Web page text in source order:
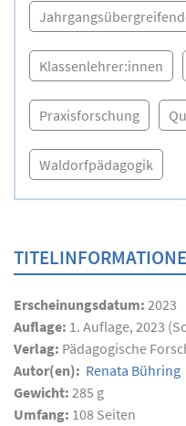
Klassenlehrer:innen
Praxisforschung
Waldorfpädagogik
Erscheinungsdatum: 2023
Auflage: 1. Auflage, 2023
Verlag: Pädagogische
Autor(en): Renata Bühring
Gewicht: 285 g
Umfang: 108 Seiten